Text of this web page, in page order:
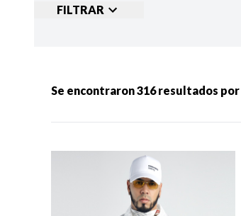
FILTRAR
Categorias: NOTICIAS
Se encontraron316 resultados por